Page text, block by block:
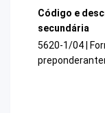
Código e
secundária
5620-1/04 |